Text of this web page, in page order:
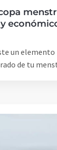
un
de tu